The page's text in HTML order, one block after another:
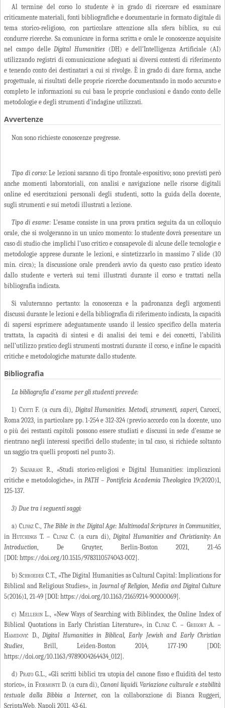
Al termine del corso lo studente è in grado di ricercare ed esaminare
criticamente materiali, fonti bibliografiche e documentarie in formato digitale di
tema storico-religioso, con particolare attenzione alla sfera biblica, su cui
condurre ricerche. Sa comunicare in forma scritta e orale le conoscenze acquisite
nel campo delleDigital Humanities (DH) e dell’Intelligenza Artificiale (AI)
utilizzando registri di comunicazione adeguati ai diversi contesti di riferimento
e tenendo conto dei destinatari a cui si rivolge. È in grado di dare forma, anche
progettuale, ai risultati delle proprie ricerche documentando in modo accurato e
completo le informazioni su cui basa le proprie conclusioni e dando conto delle
metodologie e degli strumenti d’indagine utilizzati.
Avvertenze
Non sono richieste conoscenze pregresse.
Tipo di corso: Le lezioni saranno di tipo frontale-espositivo; sono previsti però
anche momenti laboratoriali, con analisi e navigazione nelle risorse digitali
online ed esercitazioni personali degli studenti, sotto la guida della docente,
sugli strumenti e sui metodi illustrati a lezione.
Tipo di esame: L’esame consiste in una prova pratica seguita da un colloquio
orale, che si svolgeranno in un unico momento: lo studente dovrà presentare un
caso di studio che implichi l’uso critico e consapevole di alcune delle tecnologie e
metodologie apprese durante le lezioni, e sintetizzarlo in massimo 7 slide (10
min. circa); la discussione orale prenderà avvio da questo caso pratico ideato
dallo studente e verterà sui temi illustrati durante il corso e trattati nella
bibliografia indicata.
Si valuteranno pertanto: la conoscenza e la padronanza degli argomenti
discussi durante le lezioni e della bibliografia di riferimento indicata, la capacità
di sapersi esprimere adeguatamente usando il lessico specifico della materia
trattata, la capacità di sintesi e di analisi dei temi e dei concetti, l’abilità
nell’utilizzo pratico degli strumenti mostrati durante il corso, e infine le capacità
critiche e metodologiche maturate dallo studente.
Bibliografia
La bibliografia d’esame per gli studenti prevede:
1) Ciotti F. (a cura di), Digital Humanities. Metodi, strumenti, saperi, Carocci,
Roma 2023, in particolare pp. 1-254 e 312-324 (previo accordo con la docente, uno
o più dei restanti capitoli possono essere studiati e discussi in sede d’esame se
rientrano negli interessi specifici dello studente; in tal caso, si richiede soltanto
un saggio tra quelli proposti nel punto 3).
2) Salvarani R., «Studi storico-religiosi e Digital Humanities: implicazioni
critiche e metodologiche», in PATH – Pontificia Academia Theologica 19(2020)1,
125-137.
3) Due tra i seguenti saggi:
a) Clivaz C., The Bible in the Digital Age: Multimodal Scriptures in Communities,
inHutchings T. – Clivaz C. (a cura di),Digital Humanities and Christianity: An
Introduction, De Gruyter, Berlin-Boston 2021, 21-45
[DOI: https://doi.org/10.1515/9783110574043-002].
b)Schroeder C.T., «The Digital Humanities as Cultural Capital: Implications for
Biblical and Religious Studies», in Journal of Religion, Media and Digital Culture
5(2016)1, 21-49 [DOI: https://doi.org/10.1163/21659214-90000069].
c) Mellerin L., «New Ways of Searching with Biblindex, the Online Index of
Biblical Quotations in Early Christian Literature», in Clivaz C. – Gregory A. –
Hamidović D., Digital Humanities in Biblical, Early Jewish and Early Christian
Studies, Brill, Leiden-Boston 2014, 177-190 [DOI:
https://doi.org/10.1163/9789004264434_012].
d) Prato G.L., «Gli scritti biblici tra utopia del canone fisso e fluidità del testo
storico», in Fiormonte D. (a cura di),Canoni liquidi. Variazione culturale e stabilità
testuale dalla Bibbia a Internet, con la collaborazione di Bianca Ruggeri,
ScriptaWeb, Napoli 2011, 43-61.